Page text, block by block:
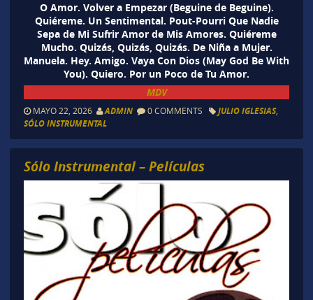
O Amor. Volver a Empezar (Beguine de Beguine).
Quiéreme. Un Sentimental. Pout-Pourri Que Nadie
Sepa de Mi Sufrir Amor de Mis Amores. Quiéreme
Mucho. Quizás, Quizás, Quizás. De Niña a Mujer.
Manuela. Hey. Amigo. Vaya Con Dios (May God Be With
You). Quiero. Por un Poco de Tu Amor.
MDV
MAYO 22, 2026 ADMIN 0 COMMENTS JULIO IGLESIAS,
SÓLO INSTRUMENTAL
Sólo Instrumental – Películas